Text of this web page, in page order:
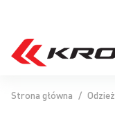
Strona główna Odzież